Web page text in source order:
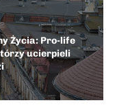
Życia: Pro-life
ucierpieli